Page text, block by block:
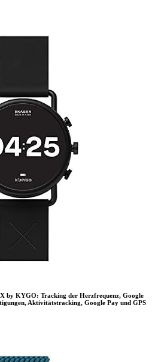
by KYGO: Tracking der Herzfrequenz, Google
Aktivitätstracking, Google Pay und GPS